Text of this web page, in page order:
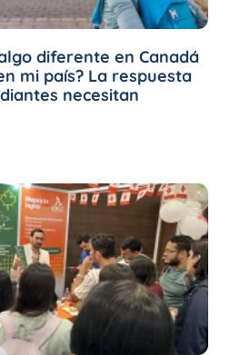
diferente en Canadá
mi país? La respuesta
necesitan